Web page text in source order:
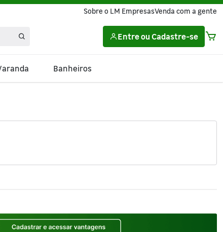
Sobre o LM EmpresasVenda com a gente
Entreou Cadastre-se
Banheiros